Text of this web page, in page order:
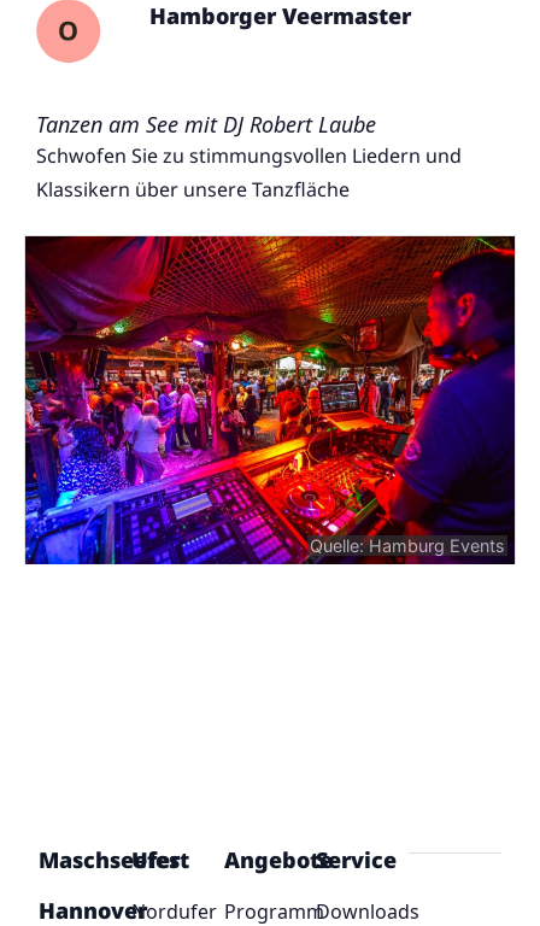
Hamborger Veermaster
Tanzen am See mit DJ Robert Laube
Schwofen Sie zu stimmungsvollen Liedern und
Klassikern über unsere Tanzfläche
Quelle: Hamburg Events
Maschseefest
Hannover
Ufer
Nordufer
Angebote
Programm
Service
Downloads